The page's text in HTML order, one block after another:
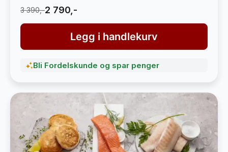
3 390,-2 790,-
Legg i handlekurv
Bli Fordelskunde og spar penger